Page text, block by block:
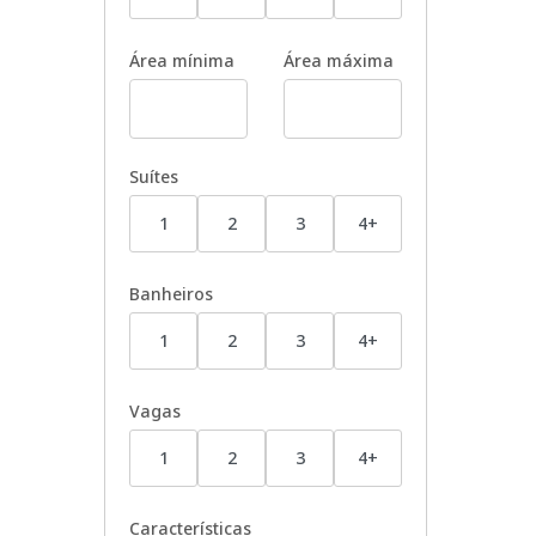
Área mínima Área máxima
Suítes
1 2 3 4+
Banheiros
1 2 3 4+
Vagas
1 2 3 4+
Características